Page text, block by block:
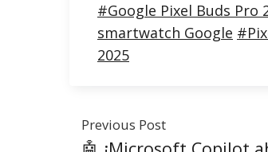
#Google Pixel Buds Pro
smartwatch Google
2025
Previous Post